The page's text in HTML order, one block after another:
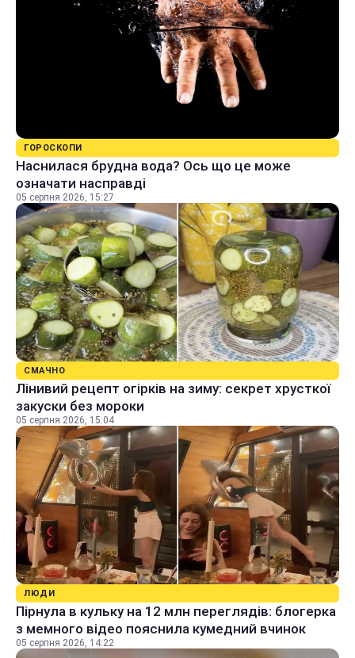
ГОРОСКОПИ
Наснилася брудна вода? Ось що це може
означати насправді
05 серпня 2026, 15:27
СМАЧНО
Лінивий рецепт огірків на зиму: секрет хрусткої
закуски без мороки
05 серпня 2026, 15:04
ЛЮДИ
Пірнула в кульку на 12 млн переглядів: блогерка
з мемного відео пояснила кумедний вчинок
05 серпня 2026, 14:22